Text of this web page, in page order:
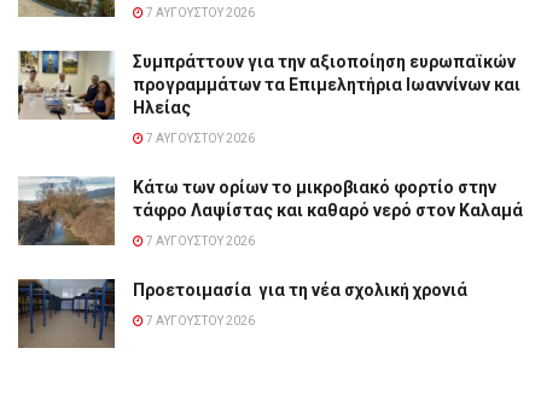
7 ΑΥΓΟΎΣΤΟΥ 2026
Συμπράττουν για την αξιοποίηση ευρωπαϊκών
προγραμμάτων τα Επιμελητήρια Ιωαννίνων και
Ηλείας
7 ΑΥΓΟΎΣΤΟΥ 2026
Κάτω των ορίων το μικροβιακό φορτίο στην
τάφρο Λαψίστας και καθαρό νερό στον Καλαμά
7 ΑΥΓΟΎΣΤΟΥ 2026
Προετοιμασία για τη νέα σχολική χρονιά
7 ΑΥΓΟΎΣΤΟΥ 2026